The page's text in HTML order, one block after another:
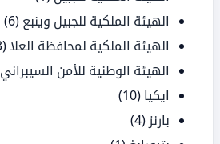
الهيئة الملكية للجبيل وينبع (6)
الهيئة الملكية لمحافظة العلا(3)
الهيئة الوطنية للأمن السيبراني
ايكيا (10)
بارنز (4)